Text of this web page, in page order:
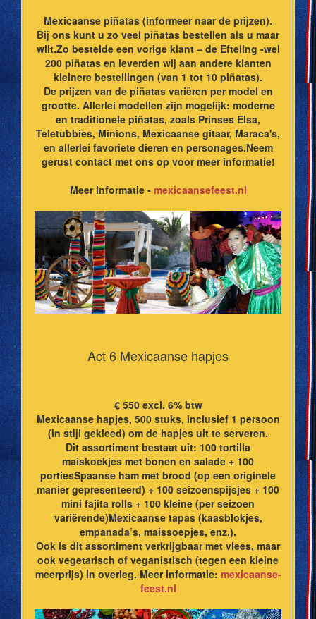
Mexicaanse piñatas (informeer naar de prijzen).
Bij ons kunt u zo veel piñatas bestellen als u maar
wilt.Zo bestelde een vorige klant – de Efteling -wel
200 piñatas en leverden wij aan andere klanten
kleinere bestellingen (van 1 tot 10 piñatas).
De prijzen van de piñatas variëren per model en
grootte. Allerlei modellen zijn mogelijk: moderne
en traditionele piñatas, zoals Prinses Elsa,
Teletubbies, Minions, Mexicaanse gitaar, Maraca's,
en allerlei favoriete dieren en personages.Neem
gerust contact met ons op voor meer informatie!
Meer informatie - mexicaansefeest.nl
Act 6 Mexicaanse hapjes
€ 550 excl. 6% btw
Mexicaanse hapjes, 500 stuks, inclusief 1 persoon
(in stijl gekleed) om de hapjes uit te serveren.
Dit assortiment bestaat uit: 100 tortilla
maiskoekjes met bonen en salade + 100
portiesSpaanse ham met brood (op een originele
manier gepresenteerd) + 100 seizoenspijsjes + 100
mini fajita rolls + 100 kleine (per seizoen
variërende)Mexicaanse tapas (kaasblokjes,
empanada’s, maissoepjes, enz.).
Ook is dit assortiment verkrijgbaar met vlees, maar
ook vegetarisch of veganistisch (tegen een kleine
meerprijs) in overleg. Meer informatie: mexicaanse-
feest.nl